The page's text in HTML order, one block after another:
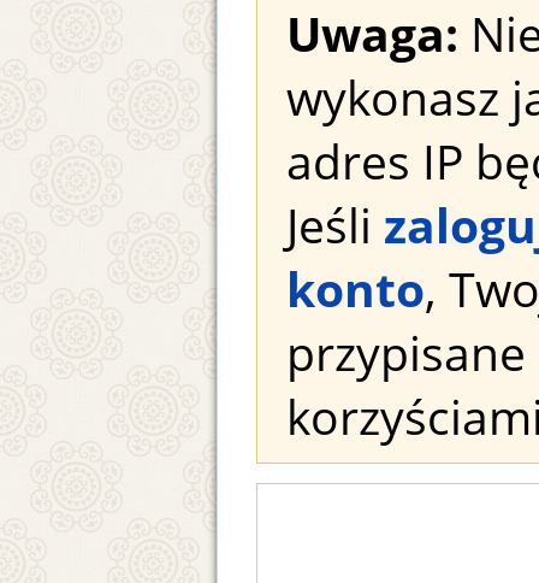
Uwaga:
wykonasz
adres IP
Jeśli
konto,